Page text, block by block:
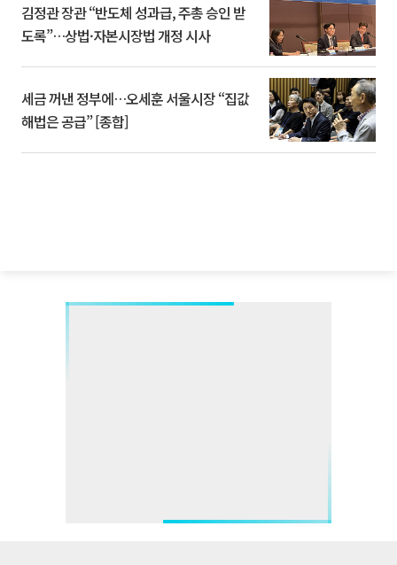
김정관 장관 “반도체 성과급, 주총 승인 받
도록”…상법·자본시장법 개정 시사
세금 꺼낸 정부에…오세훈 서울시장 “집값
해법은 공급” [종합]